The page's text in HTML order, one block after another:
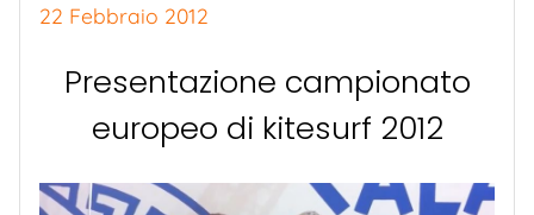
22 Febbraio 2012
Presentazione campionato
europeo di kitesurf 2012